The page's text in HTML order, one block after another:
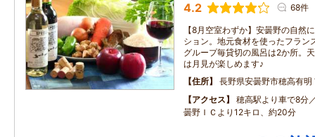
4.2 68件
【8月空室わずか】安曇野の自然
ション。地元食材を使ったフラン
グループ毎貸切の風呂は2か所。
は月見が楽しめます♪
住所
長野県安曇野市穂高有明
アクセス
穂高駅より車で8分
曇野ＩＣより12キロ、約20分